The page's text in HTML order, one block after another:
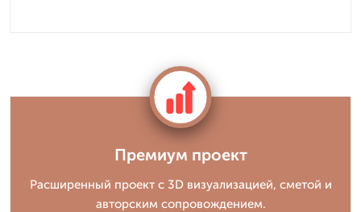
Премиум проект
Расширенный проект с 3D визуализацией, сметой и
авторским сопровождением.